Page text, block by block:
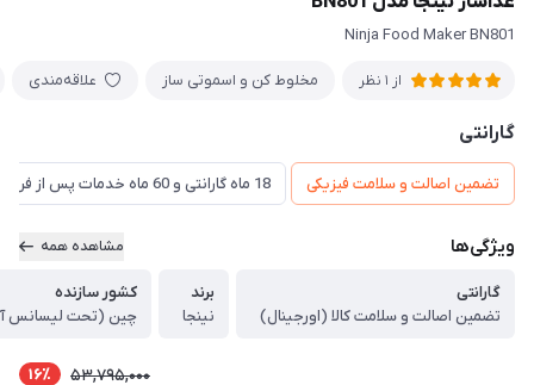
Ninja Food Maker BN801
از 1 نظر مخلوط کن و اسموتی ساز علاقه‌مندی
گارانتی
تضمین اصالت و سلامت فیزیکی 18 ماه گارانتی و 60 ماه خدمات پس از فروش و گارانتی تعویض
ویژگی‌ها مشاهده همه
گارانتی
تضمین اصالت و سلامت کالا (اورجینال)
برند
نینجا
کشور سازنده
چین (تحت لیسانس
53,795,000 16٪